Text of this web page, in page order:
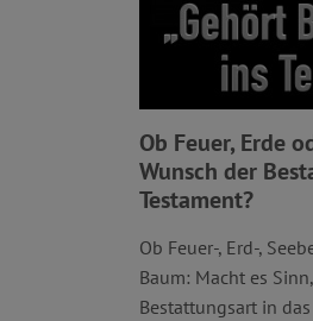
Ob Feuer, Erde
Wunsch der
Testament?
Ob Feuer-, Erd-,
Baum: Macht es
Bestattungsart in das